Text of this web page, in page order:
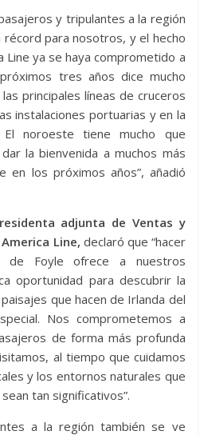
y tripulantes a la región
récord para nosotros, y el hecho
Line ya se haya comprometido a
tres años dice mucho
principales líneas de cruceros
instalaciones portuarias y en la
noroeste tiene mucho que
la bienvenida a muchos más
en los próximos años”, añadió
adjunta de Ventas y
Line, declaró que “hacer
de Foyle ofrece a nuestros
oportunidad para descubrir la
que hacen de Irlanda del
Nos comprometemos a
de forma más profunda
al tiempo que cuidamos
y los entornos naturales que
tan significativos”.
a la región también se ve